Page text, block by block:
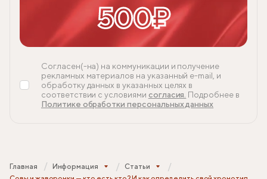
500₽
Согласен(-на) на коммуникации и получение
рекламных материалов на указанный e-mail, и
обработку данных в указанных целях в
соответствии с условиями согласия. Подробнее в
Политике обработки персональных данных
Главная Информация
Статьи